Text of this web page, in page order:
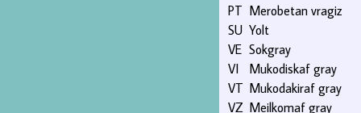
PT Merobetan vragiz
SU Yolt
VE Sokgray
VI
Mukodiskaf gray
VT Mukodakiraf gray
VZ Meilkomaf gray